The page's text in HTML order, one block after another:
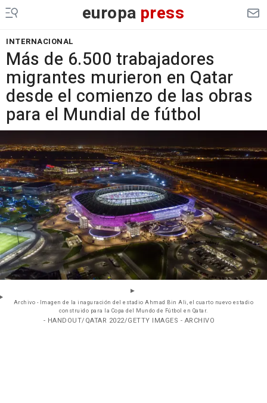
europa press
INTERNACIONAL
Más de 6.500 trabajadores
migrantes murieron en Qatar
desde el comienzo de las obras
para el Mundial de fútbol
Archivo - Imagen de la inaguración del estadio Ahmad Bin Ali, el cuarto nuevo estadio
construido para la Copa del Mundo de Fútbol en Qatar.
- HANDOUT/QATAR 2022/GETTY IMAGES - ARCHIVO